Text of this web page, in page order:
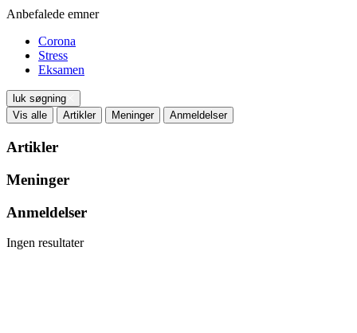
Anbefalede emner
Corona
Stress
Eksamen
luk søgning
Vis alle
Artikler Meninger Anmeldelser
Artikler
Meninger
Anmeldelser
Ingen resultater